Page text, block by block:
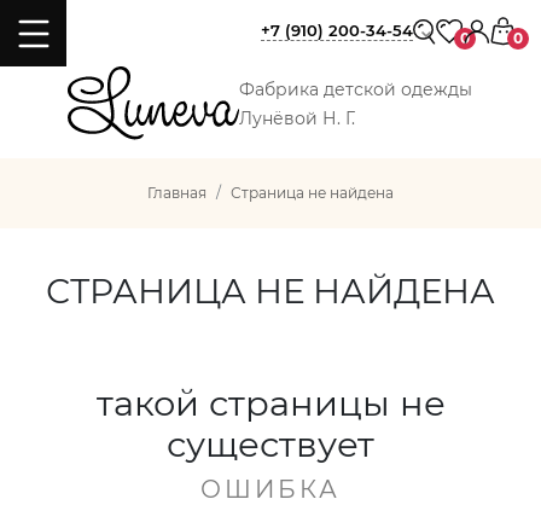
Фабрика детской одежды
Лунёвой Н. Г.
+7 (910) 200-34-54 0 0
Главная Страница не найдена
СТРАНИЦА НЕ НАЙДЕНА
такой страницы не
существует
ОШИБКА